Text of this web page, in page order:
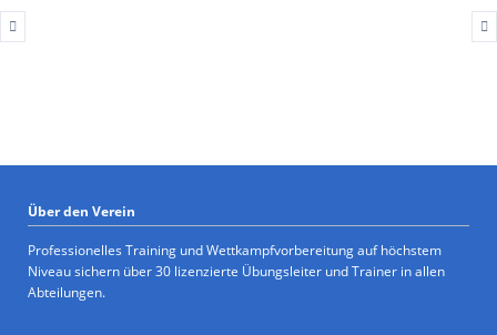
Über den Verein
Professionelles Training und Wettkampfvorbereitung auf höchstem
Niveau sichern über 30 lizenzierte Übungsleiter und Trainer in allen
Abteilungen.